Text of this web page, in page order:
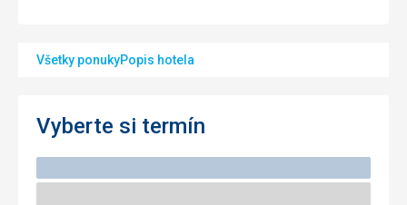
Všetky ponukyPopis hotela
Vyberte si termín